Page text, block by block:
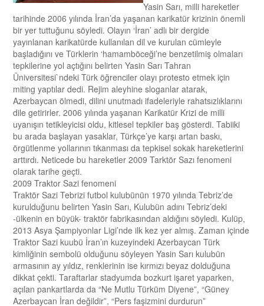
Yasin Sarı, milli hareketler
tarihinde 2006 yılında İran’da yaşanan karikatür krizinin önemli
bir yer tuttuğunu söyledi. Olayın ‘İran’ adlı bir dergide
yayınlanan karikatürde kullanılan dil ve kurulan cümleyle
başladığını ve Türklerin ‘hamamböceği’ne benzetilmiş olmaları
tepkilerine yol açtığını belirten Yasin Sarı Tahran
Üniversitesi`ndeki Türk öğrenciler olayı protesto etmek için
miting yaptılar dedi. Rejim aleyhine sloganlar atarak,
Azerbaycan ölmedi, dilini unutmadı ifadeleriyle rahatsızlıklarını
dile getirirler. 2006 yılında yaşanan Karikatür Krizi de milli
uyanışın tetikleyicisi oldu, kitlesel tepkiler baş gösterdi. Tabiiki
bu arada başlayan yasaklar, Türkçe’ye karşı artan baskı,
örgütlenme yollarının tıkanması da tepkisel sokak hareketlerini
arttırdı. Neticede bu hareketler 2009 Tarktör Sazı fenomeni
olarak tarihe geçti.
2009 Traktor Sazi fenomeni
Traktör Sazi Tebrizi futbol kulubünün 1970 yılında Tebriz’de
kurulduğunu belirten Yasin Sarı, Kulubün adını Tebriz’deki
-ülkenin en büyük- traktör fabrikasından aldığını söyledi. Kulüp,
2013 Asya Şampiyonlar Ligi’nde ilk kez yer almış. Zaman içinde
Traktor Sazi kuubü İran’ın kuzeyindeki Azerbaycan Türk
kimliğinin sembolü olduğunu söyleyen Yasin Sarı kulubün
armasının ay yıldız, renklerinin ise kırmızı beyaz dolduğuna
dikkat çekti. Taraftarlar stadyumda bozkurt işaret yaparken,
açılan pankartlarda da “Ne Mutlu Türküm Diyene”, “Güney
Azerbaycan İran değildir”, “Pers faşizmini durdurun”